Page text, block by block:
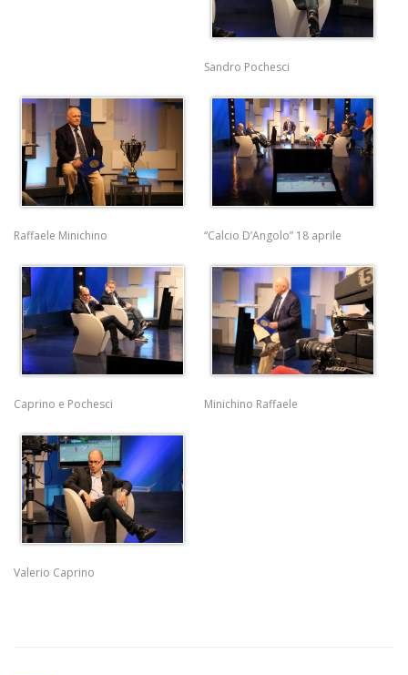
Sandro Pochesci
Raffaele Minichino “Calcio D’Angolo” 18 aprile
Caprino e Pochesci Minichino Raffaele
Valerio Caprino